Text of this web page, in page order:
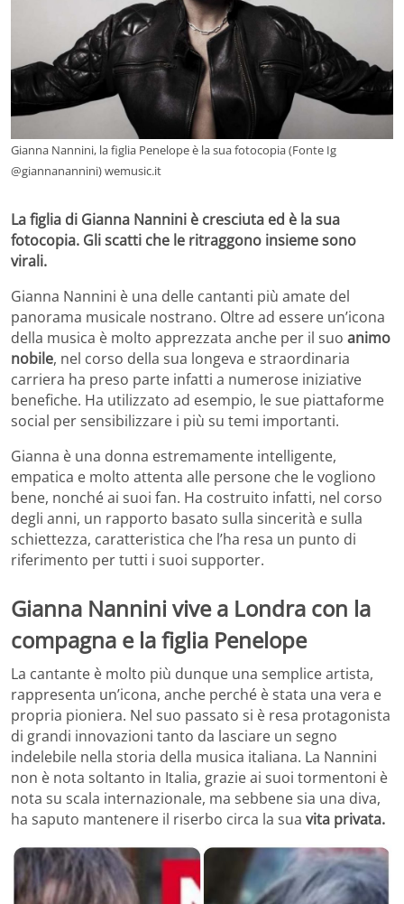
Gianna Nannini, la figlia Penelope è la sua fotocopia (Fonte Ig
@giannanannini) wemusic.it
La figlia di Gianna Nannini è cresciuta ed è la sua
fotocopia. Gli scatti che le ritraggono insieme sono
virali.
Gianna Nannini è una delle cantanti più amate del
panorama musicale nostrano. Oltre ad essere un’icona
della musica è molto apprezzata anche per il suo animo
nobile, nel corso della sua longeva e straordinaria
carriera ha preso parte infatti a numerose iniziative
benefiche. Ha utilizzato ad esempio, le sue piattaforme
social per sensibilizzare i più su temi importanti.
Gianna è una donna estremamente intelligente,
empatica e molto attenta alle persone che le vogliono
bene, nonché ai suoi fan. Ha costruito infatti, nel corso
degli anni, un rapporto basato sulla sincerità e sulla
schiettezza, caratteristica che l’ha resa un punto di
riferimento per tutti i suoi supporter.
Gianna Nannini vive a Londra con la
compagna e la figlia Penelope
La cantante è molto più dunque una semplice artista,
rappresenta un’icona, anche perché è stata una vera e
propria pioniera. Nel suo passato si è resa protagonista
di grandi innovazioni tanto da lasciare un segno
indelebile nella storia della musica italiana. La Nannini
non è nota soltanto in Italia, grazie ai suoi tormentoni è
nota su scala internazionale, ma sebbene sia una diva,
ha saputo mantenere il riserbo circa la sua vita privata.